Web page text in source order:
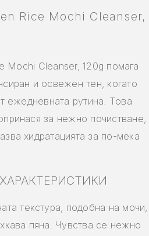
Rice Mochi Cleanser,
Mochi Cleanser, 120g помага
и освежен тен, когато
ежедневната рутина. Това
за нежно почистване,
хидратацията за по-мека
текстура, подобна на мочи,
пяна. Чувства се нежно